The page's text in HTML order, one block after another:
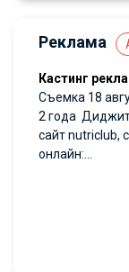
Реклама
Кастинг
Съемка 18
2 года
сайт nutriclub,
онлайн:...